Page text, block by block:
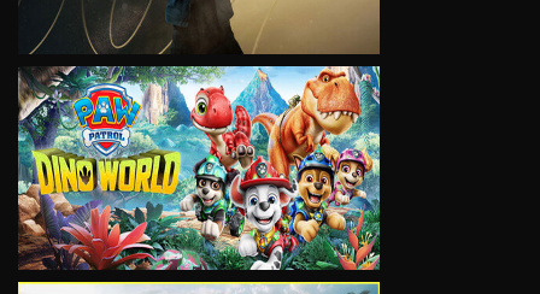
VIEW